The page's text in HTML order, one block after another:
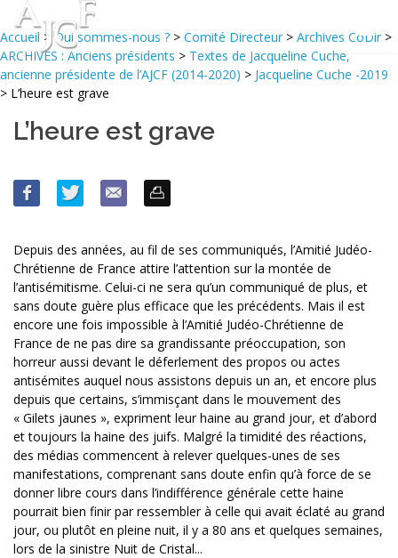
Accueil >Qui sommes-nous ? > Comité Directeur > Archives CoDir >
ARCHIVES : Anciens présidents > Textes de Jacqueline Cuche,
ancienne présidente de l’AJCF (2014-2020) > Jacqueline Cuche -2019
> L’heure est grave
L’heure est grave
Depuis des années, au fil de ses communiqués, l’Amitié Judéo-
Chrétienne de France attire l’attention sur la montée de
l’antisémitisme. Celui-ci ne sera qu’un communiqué de plus, et
sans doute guère plus efficace que les précédents. Mais il est
encore une fois impossible à l’Amitié Judéo-Chrétienne de
France de ne pas dire sa grandissante préoccupation, son
horreur aussi devant le déferlement des propos ou actes
antisémites auquel nous assistons depuis un an, et encore plus
depuis que certains, s’immisçant dans le mouvement des
« Gilets jaunes », expriment leur haine au grand jour, et d’abord
et toujours la haine des juifs. Malgré la timidité des réactions,
des médias commencent à relever quelques-unes de ses
manifestations, comprenant sans doute enfin qu’à force de se
donner libre cours dans l’indifférence générale cette haine
pourrait bien finir par ressembler à celle qui avait éclaté au grand
jour, ou plutôt en pleine nuit, il y a 80 ans et quelques semaines,
lors de la sinistre Nuit de Cristal...